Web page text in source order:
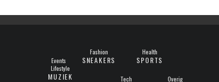
Events
Fashion
SNEAKERS
Health
SPORTS
Lifestyle
MUZIEK
Tech Overig